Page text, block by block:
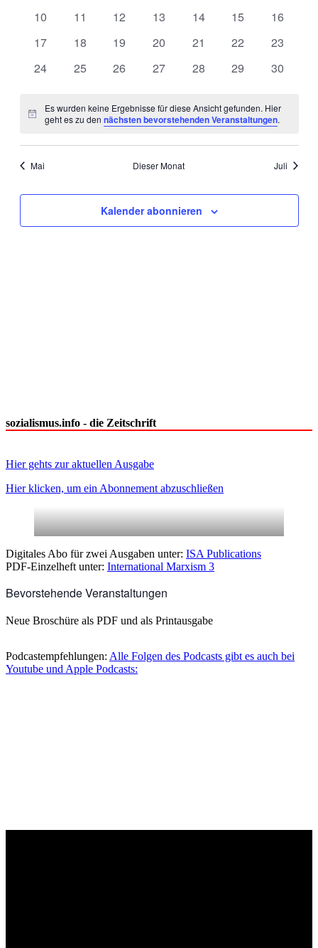
0
10
0
11
0
12
0
13
0
14
0
15
0
16
0
17
0
18
0
19
0
20
0
21
0
22
0
23
0
24
0
25
0
26
0
27
0
28
0
29
0
30
Hinweis
Es wurden keine Ergebnisse für diese Ansicht gefunden. Hier
geht es zu den nächsten bevorstehenden Veranstaltungen.
Mai Dieser Monat Juli
Kalender abonnieren
sozialismus.info - die Zeitschrift
Hier gehts zur aktuellen Ausgabe
Hier klicken, um ein Abonnement abzuschließen
Digitales Abo für zwei Ausgaben unter: ISA Publications
PDF-Einzelheft unter: International Marxism 3
Bevorstehende Veranstaltungen
Neue Broschüre als PDF und als Printausgabe
Podcastempfehlungen: Alle Folgen des Podcasts gibt es auch bei
Youtube und Apple Podcasts: